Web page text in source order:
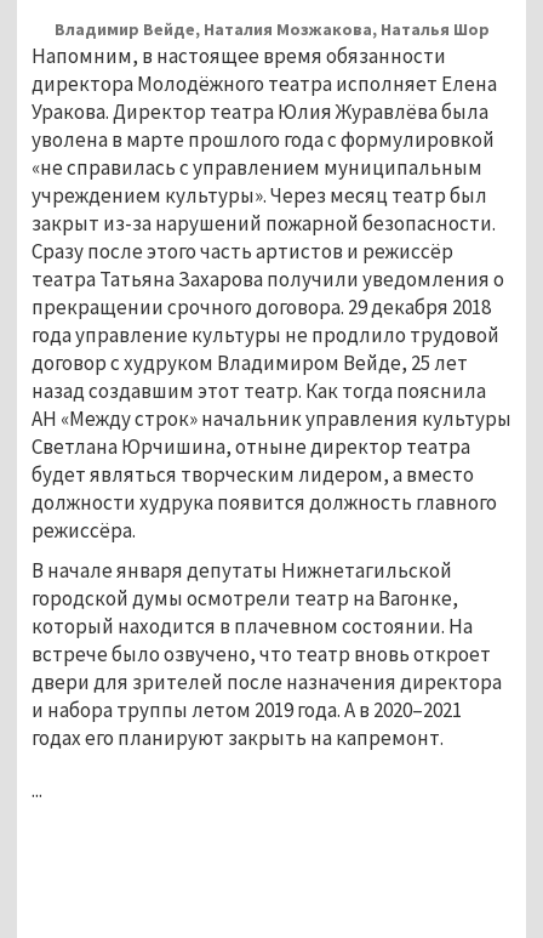
Владимир Вейде, Наталия Мозжакова, Наталья Шор
Напомним, в настоящее время обязанности
директора Молодёжного театра исполняет Елена
Уракова. Директор театра Юлия Журавлёва была
уволена в марте прошлого года с формулировкой
«не справилась с управлением муниципальным
учреждением культуры». Через месяц театр был
закрыт из-за нарушений пожарной безопасности.
Сразу после этого часть артистов и режиссёр
театра Татьяна Захарова получили уведомления о
прекращении срочного договора. 29 декабря 2018
года управление культуры не продлило трудовой
договор с худруком Владимиром Вейде, 25 лет
назад создавшим этот театр. Как тогда пояснила
АН «Между строк» начальник управления культуры
Светлана Юрчишина, отныне директор театра
будет являться творческим лидером, а вместо
должности худрука появится должность главного
режиссёра.
В начале января депутаты Нижнетагильской
городской думы осмотрели театр на Вагонке,
который находится в плачевном состоянии. На
встрече было озвучено, что театр вновь откроет
двери для зрителей после назначения директора
и набора труппы летом 2019 года. А в 2020–2021
годах его планируют закрыть на капремонт.
...